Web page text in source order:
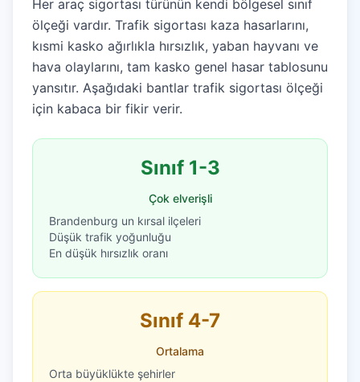
Her araç sigortası türünün kendi bölgesel sınıf
ölçeği vardır. Trafik sigortası kaza hasarlarını,
kısmi kasko ağırlıkla hırsızlık, yaban hayvanı ve
hava olaylarını, tam kasko genel hasar tablosunu
yansıtır. Aşağıdaki bantlar trafik sigortası ölçeği
için kabaca bir fikir verir.
Sınıf 1-3
Çok elverişli
Brandenburg un kırsal ilçeleri
Düşük trafik yoğunluğu
En düşük hırsızlık oranı
Sınıf 4-7
Ortalama
Orta büyüklükte şehirler